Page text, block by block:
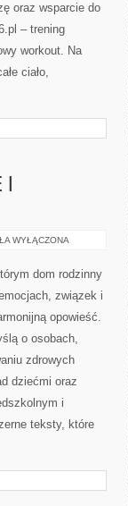
oraz wsparcie do
– trening
workout. Na
ciało,
WYŁĄCZONA
dom rodzinny
związek i
opowieść.
o osobach,
zdrowych
dziećmi oraz
i
teksty, które